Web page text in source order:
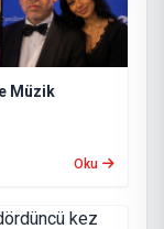
Müzik
Oku